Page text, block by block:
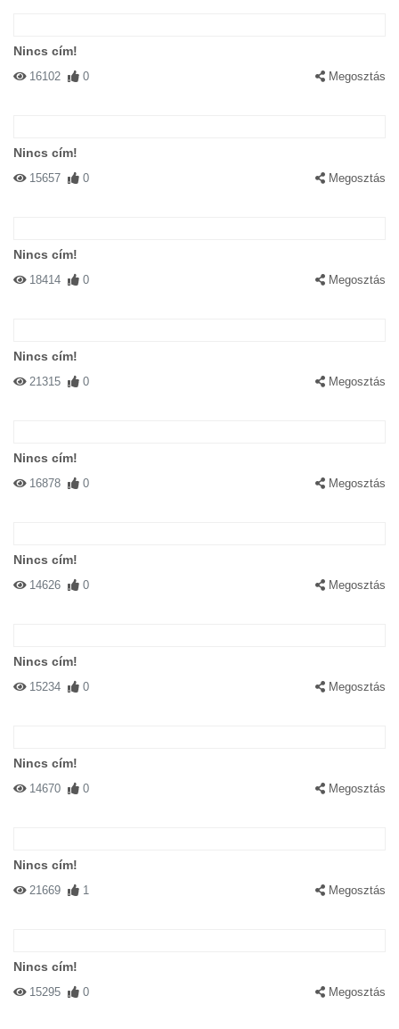
Nincs cím!
16102 0 Megosztás
Nincs cím!
15657 0 Megosztás
Nincs cím!
18414 0 Megosztás
Nincs cím!
21315 0 Megosztás
Nincs cím!
16878 0 Megosztás
Nincs cím!
14626 0 Megosztás
Nincs cím!
15234 0 Megosztás
Nincs cím!
14670 0 Megosztás
Nincs cím!
21669 1 Megosztás
Nincs cím!
15295 0 Megosztás